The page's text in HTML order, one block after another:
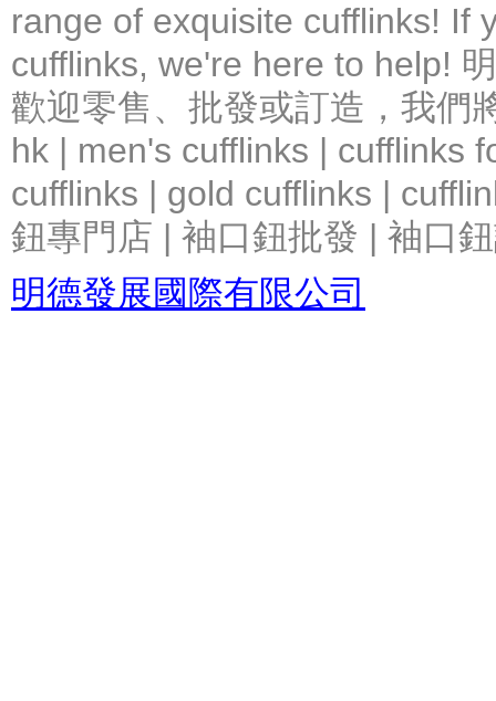
range of exquisite cufflinks! If
cufflinks, we're here to help!
歡迎零售、批發或訂造，我們
hk | men's cufflinks | cufflinks
cufflinks | gold cufflinks |
鈕專門店 | 袖口鈕批發 | 袖口
明德發展國際有限公司